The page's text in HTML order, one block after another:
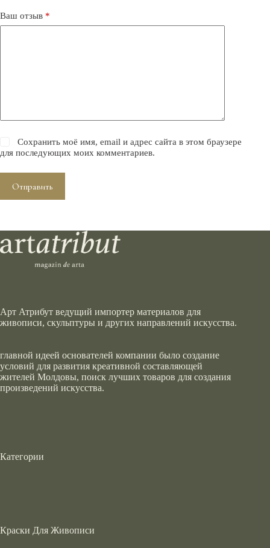
Ваш отзыв *
Сохранить моё имя, email и адрес сайта в этом браузере
для последующих моих комментариев.
Отправить
Арт Атрибут ведущий импортер материалов для
живописи, скульптуры и других направлений искусства.
главной идеей основателей компании было создание
условий для развития креативной составляющей
жителей Молдовы, поиск лучших товаров для создания
произведений искусства.
Категории
Краски Для Живописи